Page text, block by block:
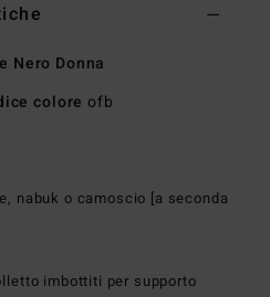
Nero Donna
colore ofb
nabuk o camoscio [a seconda
imbottiti per supporto